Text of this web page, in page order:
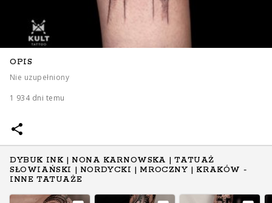
OPIS
Nie uzupełniony
1 934 dni temu
DYBUK INK | NONA KARNOWSKA | TATUAŻ
SŁOWIAŃSKI | NORDYCKI | MROCZNY | KRAKÓW -
INNE TATUAŻE